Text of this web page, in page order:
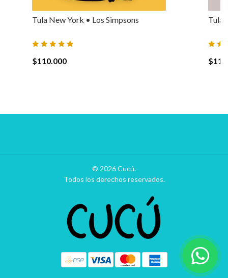
Tula New York • Los Simpsons
$110.000
Tula
© 2026 Cucú.
Todos los derechos reservados.